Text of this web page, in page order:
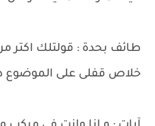
طائف بحدة : قولتلك اكتر
خلاص قفلى على الموضوع